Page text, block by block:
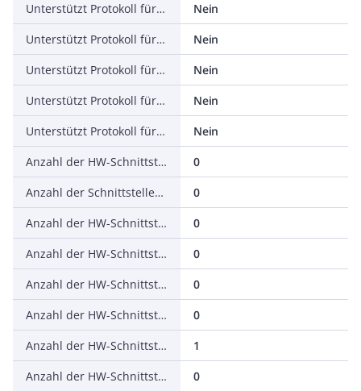
Unterstützt Protokoll für DeviceNet Safety
Nein
Unterstützt Protokoll für INTERBUS-Safety
Nein
Unterstützt Protokoll für PROFIsafe
Nein
Unterstützt Protokoll für SafetyBUS p
Nein
Unterstützt Protokoll für sonstige Bussysteme
Nein
Anzahl der HW-Schnittstellen Industrial Ethernet
0
Anzahl der Schnittstellen PROFINET
0
Anzahl der HW-Schnittstellen seriell RS-232
0
Anzahl der HW-Schnittstellen seriell RS-422
0
Anzahl der HW-Schnittstellen seriell RS-485
0
Anzahl der HW-Schnittstellen seriell TTY
0
Anzahl der HW-Schnittstellen USB
1
Anzahl der HW-Schnittstellen parallel
0